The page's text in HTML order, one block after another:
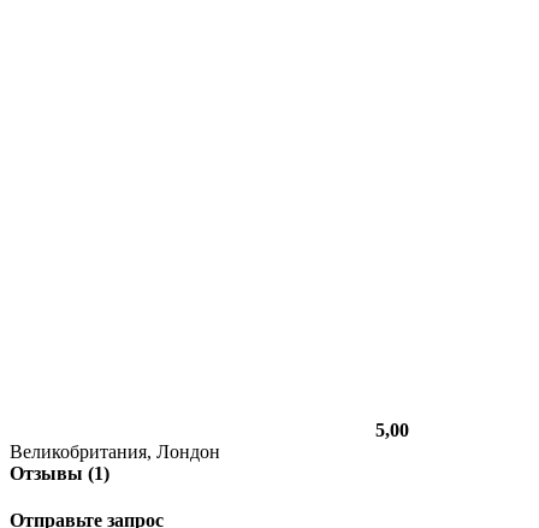
5,00
Великобритания, Лондон
Отзывы (1)
Отправьте запрос